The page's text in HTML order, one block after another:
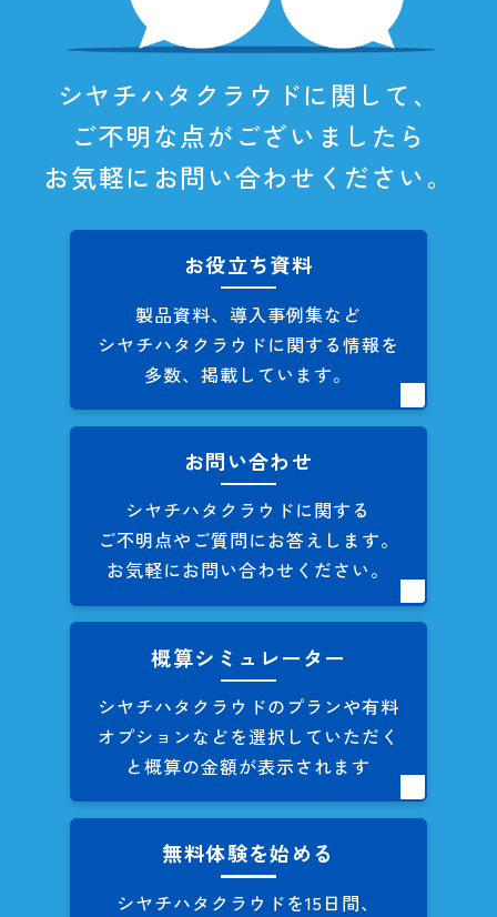
シヤチハタクラウドに関して、
ご不明な点がございましたら
お気軽にお問い合わせください。
お役立ち資料
製品資料、導入事例集など
シヤチハタクラウドに関する情報を
多数、掲載しています。
お問い合わせ
シヤチハタクラウドに関する
ご不明点やご質問にお答えします。
お気軽にお問い合わせください。
概算シミュレーター
シヤチハタクラウドのプランや有料
オプションなどを選択していただく
と概算の金額が表示されます
無料体験を始める
シヤチハタクラウドを15日間、